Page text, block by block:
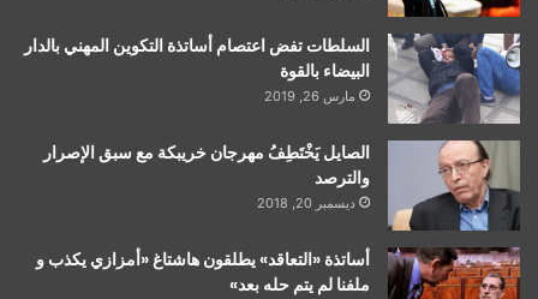
السلطات تفض اعتصام أساتذة التكوين المهني بالدار
البيضاء بالقوة
مارس 26, 2019
الصايل يَخْتَطِفُ مهرجان خريبكة مع سبق الإصرار
والترصد
ديسمبر 20, 2018
أساتذة «التعاقد» يطلقون هاشتاغ «أمزازي يكذب و
ملفنا لم يتم حله بعد»